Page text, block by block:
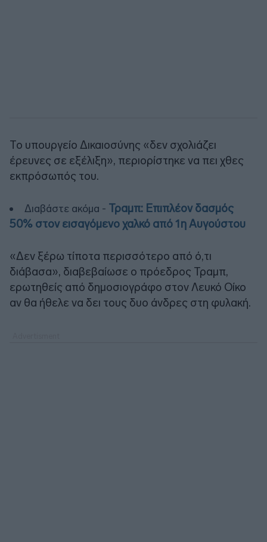
Το υπουργείο Δικαιοσύνης «δεν σχολιάζει
έρευνες σε εξέλιξη», περιορίστηκε να πει χθες
εκπρόσωπός του.
Διαβάστε ακόμα - Τραμπ: Επιπλέον δασμός
50% στον εισαγόμενο χαλκό από 1η Αυγούστου
«Δεν ξέρω τίποτα περισσότερο από ό,τι
διάβασα», διαβεβαίωσε ο πρόεδρος Τραμπ,
ερωτηθείς από δημοσιογράφο στον Λευκό Οίκο
αν θα ήθελε να δει τους δυο άνδρες στη φυλακή.